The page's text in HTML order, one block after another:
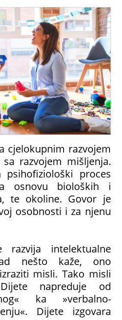
cjelokupnim razvojem
razvojem mišljenja.
proces
osnovu bioloških i
te okoline. Govor je
osobnosti i za njenu
intelektualne
nešto kaže, ono
misli. Tako misli
napreduje od
ka »verbalno-
Dijete izgovara